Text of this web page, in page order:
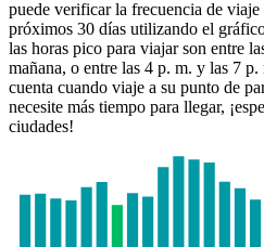
puede verificar la frecuencia de viaje
próximos 30 días utilizando el
las horas pico para viajar son entre
mañana, o entre las 4 p. m. y las 7
cuenta cuando viaje a su punto de
necesite más tiempo para llegar,
ciudades!